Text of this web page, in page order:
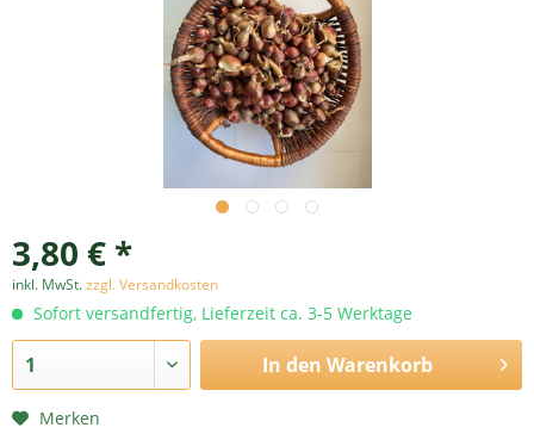
3,80 € *
inkl. MwSt.zzgl. Versandkosten
Sofort versandfertig, Lieferzeit ca. 3-5 Werktage
In den Warenkorb
Merken